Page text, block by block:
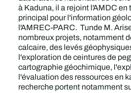
à Kaduna, il a rejoint l'AMDC
principal pour l'information
l'AMREC-PARC. Tunde M.
nombreux projets, notamment
calcaire, des levés
l'exploration de ceintures de
cartographie géochimique,
l'évaluation des ressources en
recherche portent notamment